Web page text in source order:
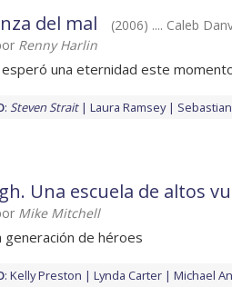
del mal
(2006) .... Caleb
Renny Harlin
esperó una eternidad este
: Steven Strait Laura Ramsey
Una escuela de altos
Mike Mitchell
generación de héroes
: Kelly Preston Lynda Carter Michael